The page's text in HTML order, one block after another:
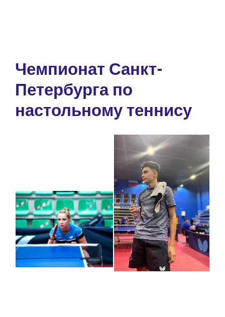
Чемпионат Санкт-
Петербурга по
настольному теннису